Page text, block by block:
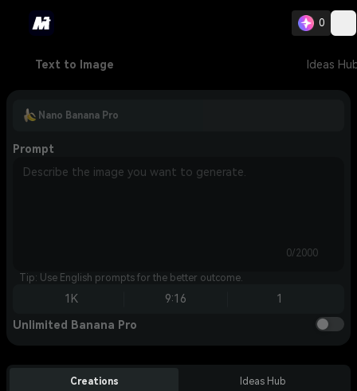
0
Text to Image Ideas
Nano Banana Pro
Prompt
0/2000
Tip: Use English prompts for the better outcome.
1K 9:16 1
Unlimited Banana Pro
Creations Ideas Hub